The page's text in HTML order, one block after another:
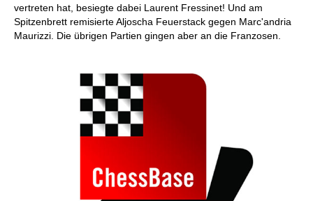
vertreten hat, besiegte dabei Laurent Fressinet! Und am
Spitzenbrett remisierte Aljoscha Feuerstack gegen Marc'andria
Maurizzi. Die übrigen Partien gingen aber an die Franzosen.